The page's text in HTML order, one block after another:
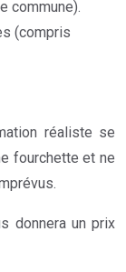
commune).
(compris
réaliste se
fourchette et ne
donnera un prix